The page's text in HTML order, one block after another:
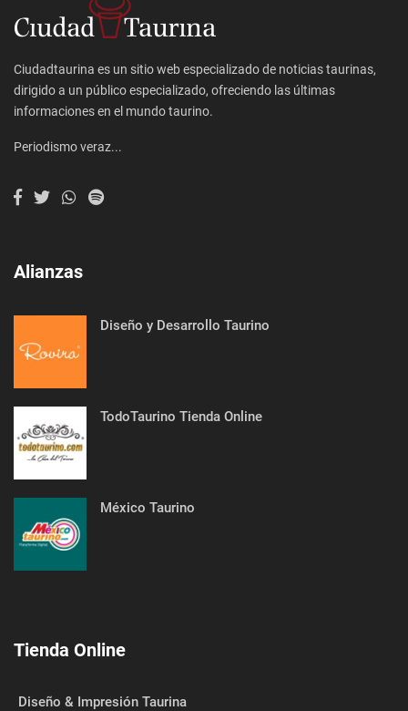
Ciudadtaurina es un sitio web especializado de noticias taurinas,
dirigido a un público especializado, ofreciendo las últimas
informaciones en el mundo taurino.
Periodismo veraz...
Alianzas
Diseño y Desarrollo Taurino
TodoTaurino Tienda Online
México Taurino
Tienda Online
Diseño & Impresión Taurina